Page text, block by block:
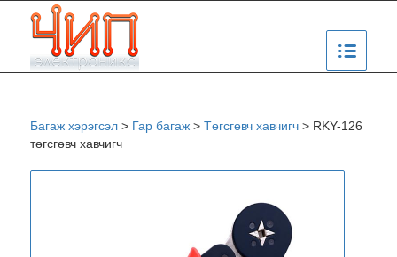
Багаж хэрэгсэл> Гар багаж> Төгсгөвч хавчигч> RKY-126
төгсгөвч хавчигч